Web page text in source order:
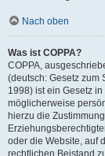
Nach oben
Was ist COPPA?
COPPA,
(deutsch: Gesetz zum
1998) ist ein Gesetz
möglicherweise
hierzu die
oder die Website, auf
rechtlichen Beistand